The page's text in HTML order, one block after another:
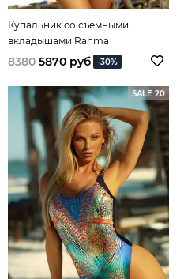
Купальник со съемными
вкладышами Rahma
8380 5870 руб -30%
SALE 20